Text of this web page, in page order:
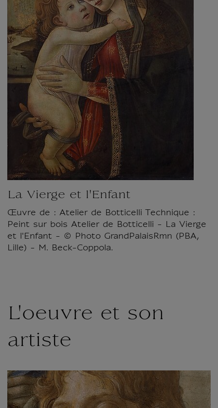
La Vierge et l'Enfant
Œuvre de : Atelier de Botticelli Technique :
Peint sur bois Atelier de Botticelli - La Vierge
et l'Enfant - © Photo GrandPalaisRmn (PBA,
Lille) - M. Beck-Coppola.
L'oeuvre et son
artiste